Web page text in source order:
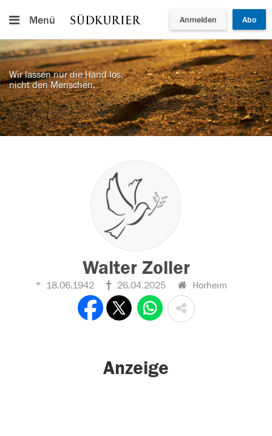
Menü Anmelden Abo
Wir lassen nur die Hand los,
nicht den Menschen.
Walter Zoller
18.06.1942 26.04.2025 Horheim
Anzeige